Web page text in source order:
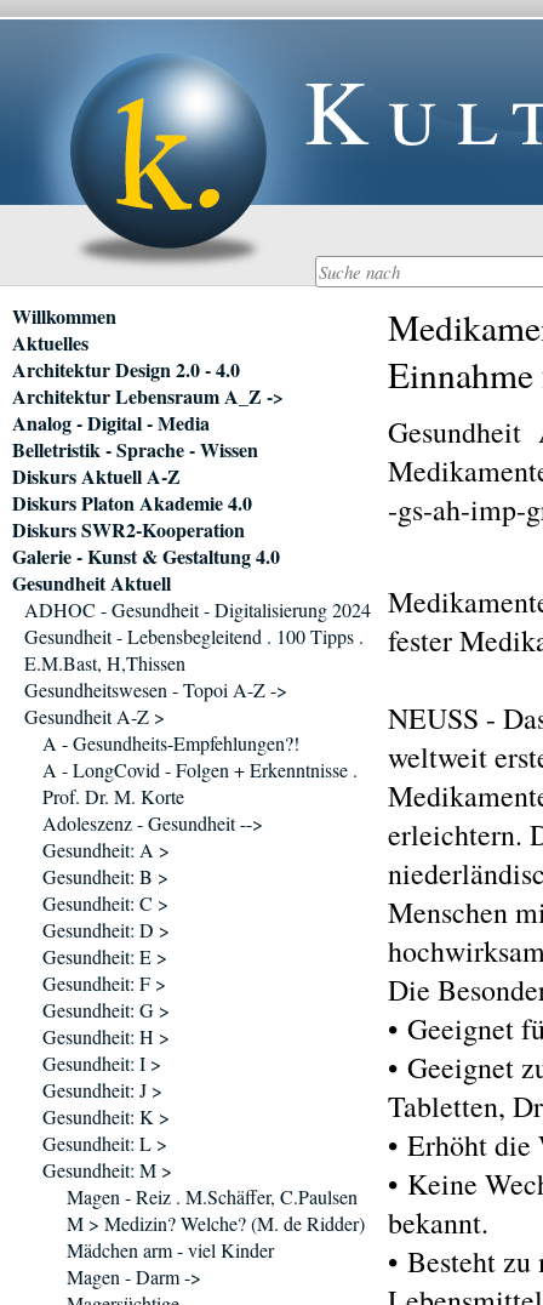
-gs-ah-imp-
fester
NEUSS -
weltweit
erleichtern.
Menschen
Die
• Geeignet
• Geeignet
Tabletten,
• Erhöht die
• Keine
bekannt.
• Besteht
Navigation
überspringen
Willkommen
Aktuelles
Architektur Design 2.0 - 4.0
Architektur Lebensraum A_Z ->
Analog - Digital - Media
Belletristik - Sprache - Wissen
Diskurs Aktuell A-Z
Diskurs Platon Akademie 4.0
Diskurs SWR2-Kooperation
Galerie - Kunst & Gestaltung 4.0
Gesundheit Aktuell
ADHOC - Gesundheit - Digitalisierung 2024
Gesundheit - Lebensbegleitend . 100 Tipps .
E.M.Bast, H,Thissen
Gesundheitswesen - Topoi A-Z ->
Gesundheit A-Z >
A - Gesundheits-Empfehlungen?!
A - LongCovid - Folgen + Erkenntnisse .
Prof. Dr. M. Korte
Adoleszenz - Gesundheit -->
Gesundheit: A >
Gesundheit: B >
Gesundheit: C >
Gesundheit: D >
Gesundheit: E >
Gesundheit: F >
Gesundheit: G >
Gesundheit: H >
Gesundheit: I >
Gesundheit: J >
Gesundheit: K >
Gesundheit: L >
Gesundheit: M >
Magen - Reiz . M.Schäffer, C.Paulsen
M > Medizin? Welche? (M. de Ridder)
Mädchen arm - viel Kinder
Magen - Darm ->